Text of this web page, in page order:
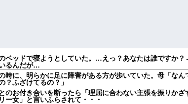
ベッドで寝ようとしていた。…えっ？あなたは誰ですか
るんだが…
時に、明らかに足に障害がある方が歩いていた。母「なん
？ふざけてるの？」
のお付き合いを断ったら「理屈に合わない主張を振りかざ
ー女」と言いふらされて・・・